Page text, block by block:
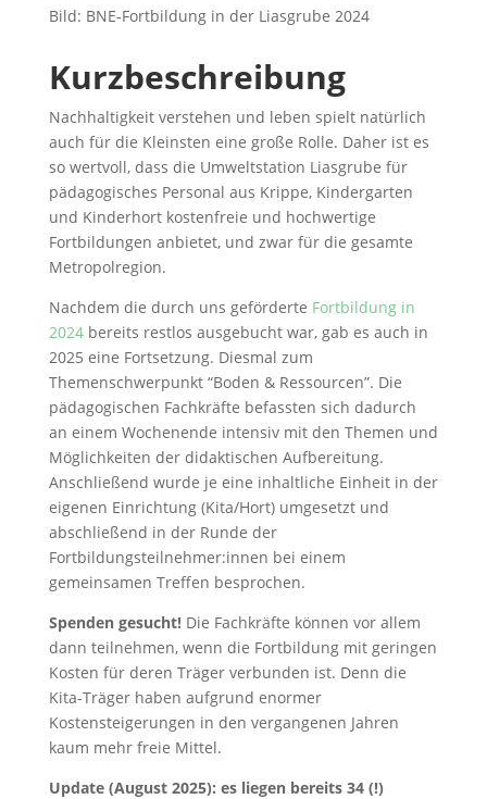
Bild: BNE-Fortbildung in der Liasgrube 2024
Kurzbeschreibung
Nachhaltigkeit verstehen und leben spielt natürlich
auch für die Kleinsten eine große Rolle. Daher ist es
so wertvoll, dass die Umweltstation Liasgrube für
pädagogisches Personal aus Krippe, Kindergarten
und Kinderhort kostenfreie und hochwertige
Fortbildungen anbietet, und zwar für die gesamte
Metropolregion.
Nachdem die durch uns geförderte Fortbildung in
2024bereits restlos ausgebucht war, gab es auch in
2025 eine Fortsetzung. Diesmal zum
Themenschwerpunkt “Boden & Ressourcen”. Die
pädagogischen Fachkräfte befassten sich dadurch
an einem Wochenende intensiv mit den Themen und
Möglichkeiten der didaktischen Aufbereitung.
Anschließend wurde je eine inhaltliche Einheit in der
eigenen Einrichtung (Kita/Hort) umgesetzt und
abschließend in der Runde der
Fortbildungsteilnehmer:innen bei einem
gemeinsamen Treffen besprochen.
Spenden gesucht!Die Fachkräfte können vor allem
dann teilnehmen, wenn die Fortbildung mit geringen
Kosten für deren Träger verbunden ist. Denn die
Kita-Träger haben aufgrund enormer
Kostensteigerungen in den vergangenen Jahren
kaum mehr freie Mittel.
Update (August 2025): es liegen bereits 34 (!)